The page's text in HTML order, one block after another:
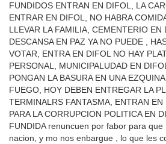
FUNDIDOS ENTRAN EN DIFOL, LA
ENTRAR EN DIFOL, NO HABRA
LLEVAR LA FAMILIA, CEMENTERIO EN
DESCANSA EN PAZ YA NO PUEDE ,
VOTAR, ENTRA EN DIFOL NO HAY
PERSONAL, MUNICIPALUDAD EN
PONGAN LA BASURA EN UNA
FUEGO, HOY DEBEN ENTREGAR LA
TERMINALRS FANTASMA, ENTRAN
PARA LA CORRUPCION POLITICA EN
FUNDIDA renuncuen por fabor para
nacion, y mo nos enbargue , lo que les